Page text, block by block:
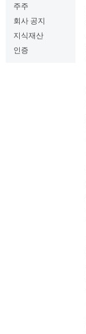
주주
회사 공지
지식재산
인증